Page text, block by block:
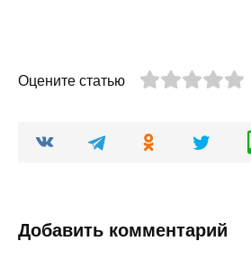
Оцените статью
Добавить комментарий